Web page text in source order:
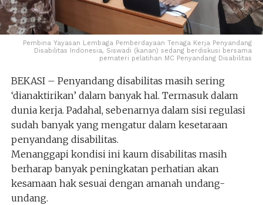
Pembina Yayasan Lembaga Pemberdayaan Tenaga Kerja Penyandang
Disabilitas Indonesia, Siswadi (kanan) sedang berdiskusi bersama
pemateri pelatihan MC Penyandang Disabilitas
BEKASI – Penyandang disabilitas masih sering
‘dianaktirikan’ dalam banyak hal. Termasuk dalam
dunia kerja. Padahal, sebenarnya dalam sisi regulasi
sudah banyak yang mengatur dalam kesetaraan
penyandang disabilitas.
Menanggapi kondisi ini kaum disabilitas masih
berharap banyak peningkatan perhatian akan
kesamaan hak sesuai dengan amanah undang-
undang.